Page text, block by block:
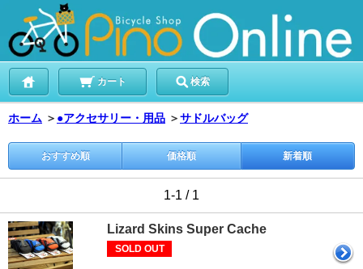
カート 検索
ホーム ＞ ●アクセサリー・用品 ＞サドルバッグ
おすすめ順 価格順 新着順
1-1 / 1
Lizard Skins Super Cache
SOLD OUT